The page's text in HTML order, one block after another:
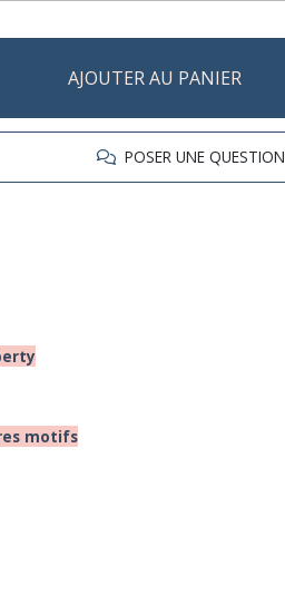
AJOUTER AU PANIER
POSER UNE QUESTION
motifs